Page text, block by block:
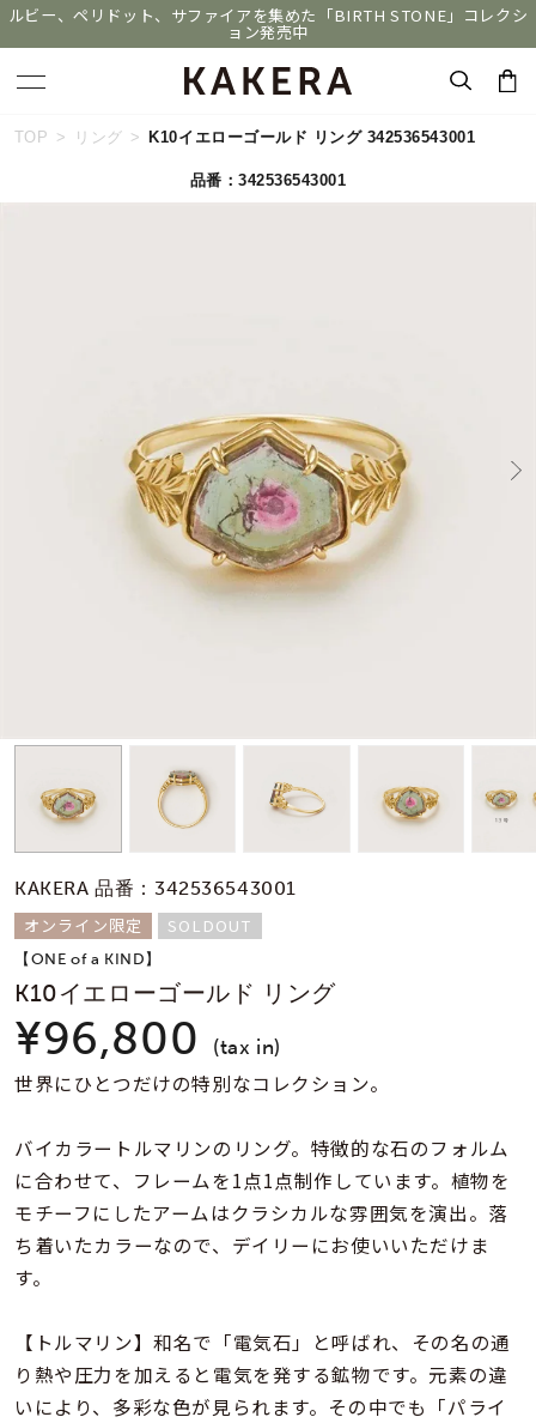
ルビー、ペリドット、サファイアを集めた「BIRTH STONE」コレクシ
ョン発売中
キーワードで検索する
すべてのジュエリー
誕生石
モチーフ
石の色
ファッションテイス
ト
着用シーン
コレクション
レディース
リングサイズ
～
メンズ
リングサイズ
～
TOP リング K10イエローゴールド リング 342536543001
品番：342536543001
KAKERA 品番：342536543001
オンライン限定
SOLDOUT
【ONE of a KIND】
K10イエローゴールド リング
¥96,800 (tax in)
世界にひとつだけの特別なコレクション。
バイカラートルマリンのリング。特徴的な石のフォルム
に合わせて、フレームを1点1点制作しています。植物を
モチーフにしたアームはクラシカルな雰囲気を演出。落
ち着いたカラーなので、デイリーにお使いいただけま
す。
【トルマリン】和名で「電気石」と呼ばれ、その名の通
り熱や圧力を加えると電気を発する鉱物です。元素の違
いにより、多彩な色が見られます。その中でも「パライ